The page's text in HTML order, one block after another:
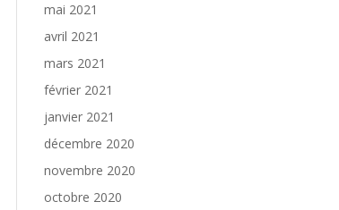
mai 2021
avril 2021
mars 2021
février 2021
janvier 2021
décembre 2020
novembre 2020
octobre 2020